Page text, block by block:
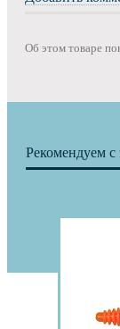
Об этом товаре
Рекомендуем с